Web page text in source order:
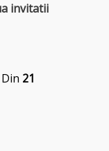
invitatii
Din 21